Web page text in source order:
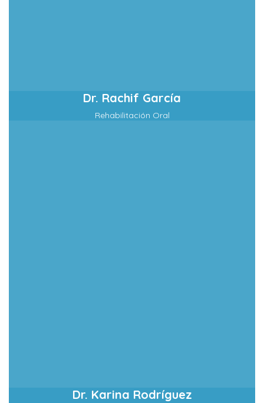
Dr. Rachif García
Rehabilitación Oral
Dr. Karina Rodríguez